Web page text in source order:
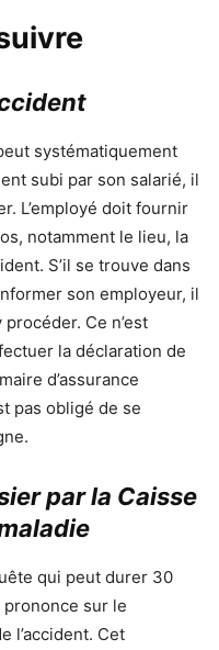
systématiquement
subi par son salarié, il
L’employé doit fournir
notamment le lieu, la
S’il se trouve dans
son employeur, il
Ce n’est
la déclaration de
d’assurance
pas obligé de se
par la Caisse
qui peut durer 30
prononce sur le
l’accident. Cet